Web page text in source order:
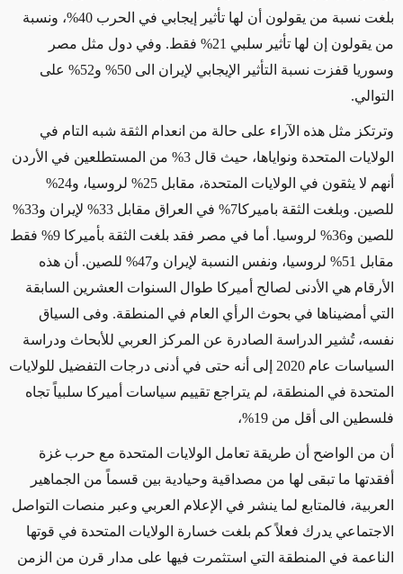
بلغت نسبة من يقولون أن لها تأثير إيجابي في الحرب 40%، ونسبة
من يقولون إن لها تأثير سلبي 21% فقط. وفي دول مثل مصر
وسوريا قفزت نسبة التأثير الإيجابي لإيران الى 50% و52% على
التوالي.
وترتكز مثل هذه الآراء على حالة من انعدام الثقة شبه التام في
الولايات المتحدة ونواياها، حيث قال 3% من المستطلعين في الأردن
أنهم لا يثقون في الولايات المتحدة، مقابل 25% لروسيا، و24%
للصين. وبلغت الثقة باميركا7% في العراق مقابل 33% لإيران و33%
للصين و36% لروسيا. أما في مصر فقد بلغت الثقة بأميركا 9% فقط
مقابل 51% لروسيا، ونفس النسبة لإيران و47% للصين. أن هذه
الأرقام هي الأدنى لصالح أميركا طوال السنوات العشرين السابقة
التي أمضيناها في بحوث الرأي العام في المنطقة. وفى السياق
نفسه، تُشير الدراسة الصادرة عن المركز العربي للأبحاث ودراسة
السياسات عام 2020 إلى أنه
حتى في أدنى درجات التفضيل للولايات
المتحدة في المنطقة، لم يتراجع تقييم سياسات أميركا سلبياً تجاه
فلسطين الى أقل من 19%،
أن من الواضح أن طريقة تعامل الولايات المتحدة مع حرب غزة
أفقدتها ما تبقى لها من مصداقية وحيادية بين قسماً من الجماهير
العربية، فالمتابع لما ينشر في الإعلام العربي وعبر منصات التواصل
الاجتماعي يدرك فعلاً كم بلغت خسارة الولايات المتحدة في قوتها
الناعمة في المنطقة التي استثمرت فيها على مدار قرن من الزمن